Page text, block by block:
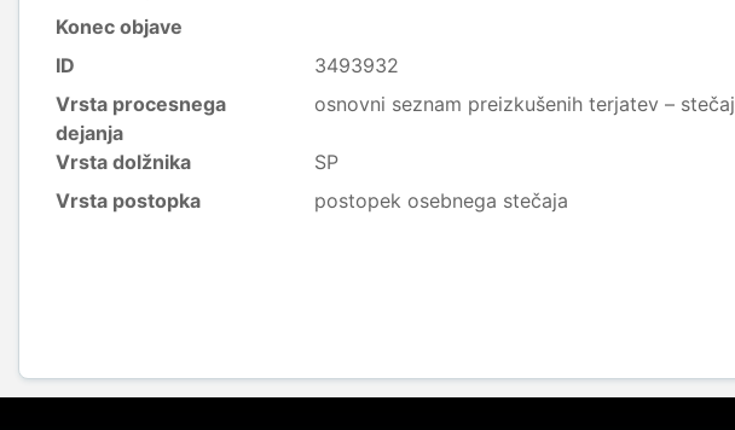
Konec objave
ID
3493932
Vrsta procesnega
dejanja
osnovni seznam preizkušenih terjatev – stečaj
Vrsta dolžnika
SP
Vrsta postopka
postopek osebnega stečaja